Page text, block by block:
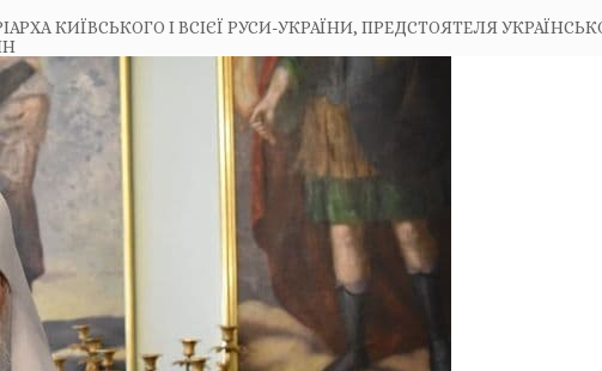
КИЇВСЬКОГО І ВСІЄЇ РУСИ-УКРАЇНИ, ПРЕДСТОЯТЕЛЯ